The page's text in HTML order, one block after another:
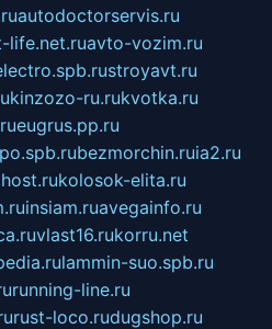
autodoctorservis.ru
life.net.ruavto-vozim.ru
stroyavt.ru
kinzozo-ru.rukvotka.ru
eugrus.pp.ru
bezmorchin.ruia2.ru
kolosok-elita.ru
insiam.ruavegainfo.ru
vlast16.rukorru.net
lammin-suo.spb.ru
running-line.ru
rust-loco.rudugshop.ru